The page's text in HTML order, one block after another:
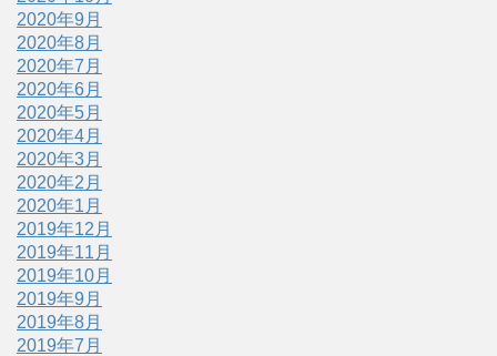
2020年9月
2020年8月
2020年7月
2020年6月
2020年5月
2020年4月
2020年3月
2020年2月
2020年1月
2019年12月
2019年11月
2019年10月
2019年9月
2019年8月
2019年7月